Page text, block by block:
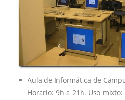
Aula de Informática de
Horario: 9h a 21h. Uso